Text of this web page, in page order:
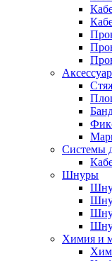
Системы
Шнуры
Химия и